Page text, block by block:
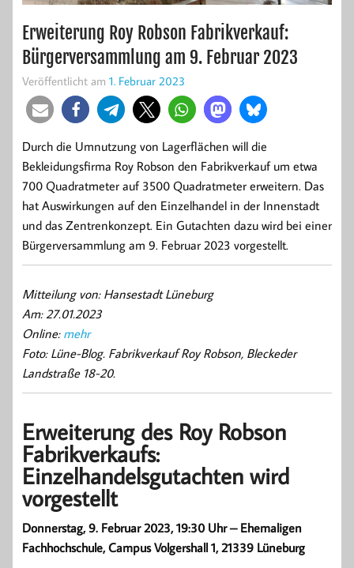
Erweiterung Roy Robson Fabrikverkauf:
Bürgerversammlung am 9. Februar 2023
Veröffentlicht am 1. Februar 2023
Durch die Umnutzung von Lagerflächen will die
Bekleidungsfirma Roy Robson den Fabrikverkauf um etwa
700 Quadratmeter auf 3500 Quadratmeter erweitern. Das
hat Auswirkungen auf den Einzelhandel in der Innenstadt
und das Zentrenkonzept. Ein Gutachten dazu wird bei einer
Bürgerversammlung am 9. Februar 2023 vorgestellt.
Mitteilung von: Hansestadt Lüneburg
Am: 27.01.2023
Online: mehr
Foto: Lüne-Blog. Fabrikverkauf Roy Robson, Bleckeder
Landstraße 18-20.
Erweiterung des Roy Robson
Fabrikverkaufs:
Einzelhandelsgutachten wird
vorgestellt
Donnerstag, 9. Februar 2023, 19:30 Uhr – Ehemaligen
Fachhochschule, Campus Volgershall 1, 21339 Lüneburg